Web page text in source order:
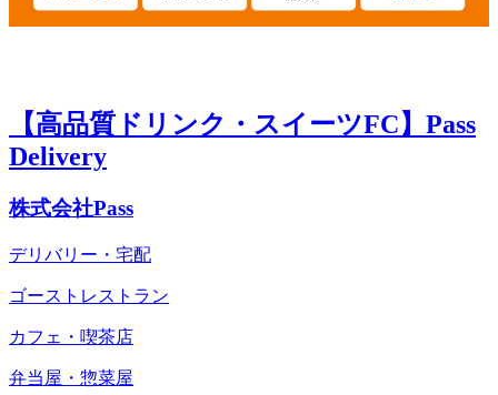
【高品質ドリンク・スイーツFC】Pass
Delivery
株式会社Pass
デリバリー・宅配
ゴーストレストラン
カフェ・喫茶店
弁当屋・惣菜屋